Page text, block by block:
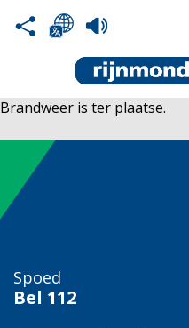
Brandweer is ter plaatse.
Spoed
Bel 112